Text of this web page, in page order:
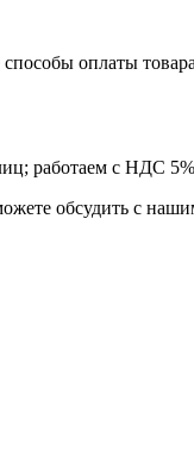
оплаты
работаем с НДС
обсудить с